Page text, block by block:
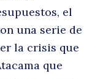
el
una serie de
la crisis que
que